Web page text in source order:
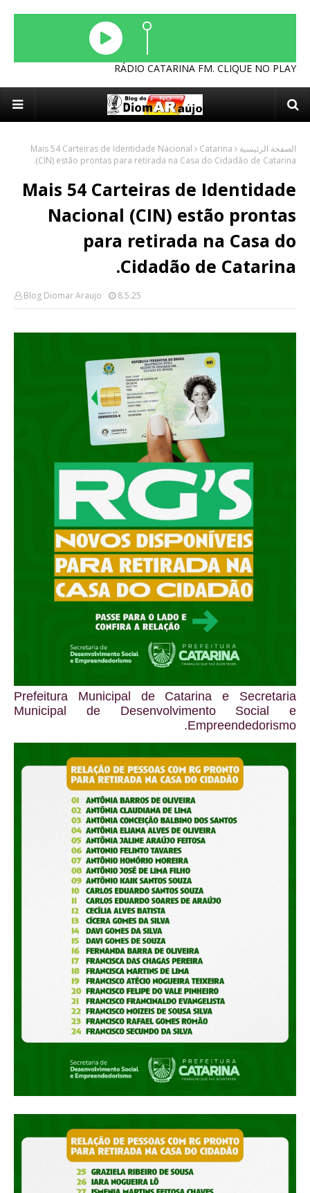
RÁDIO CATARINA FM. CLIQUE NO PLAY
الصفحة الرئيسية Catarina
Mais 54 Carteiras de Identidade Nacional
(CIN) estão prontas para retirada na Casa do Cidadão de Catarina.
Mais 54 Carteiras de Identidade
Nacional (CIN) estão prontas
para retirada na Casa do
Cidadão de Catarina.
Blog Diomar Araujo 8.5.25
Prefeitura Municipal de Catarina e Secretaria
Municipal de Desenvolvimento Social e
Empreendedorismo.